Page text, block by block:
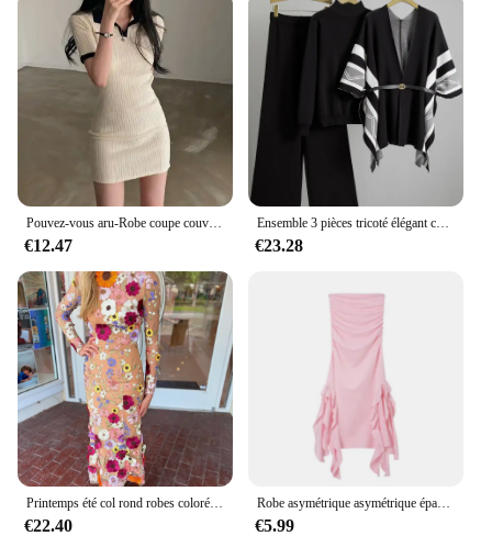
Pouvez-vous aru-Robe coupe couvertes à manches courtes pour femmes, Corée du sud, Chic, Été, Vent, Réduit l'âge, Abonnés, Document, Polo, Col, Sac, Hi...
€12.47
Ensemble 3 pièces tricoté élégant coréen pour femmes, pull + Design chic, haut châle, taille haute, pantalon à jambes larges, nouvelle collection
€23.28
Printemps été col rond robes colorées 3D fleur broderie maille coupe ajustée Wrap hanche queue de poisson longue dame robe dentelle femme jupe
€22.40
Robe asymétrique asymétrique épaule dénudée pour femmes, tendance européenne et américaine, soutien-gorge enveloppant les hanches, coupe cintrée, irrégulière, nouvelle collection printemps/été 2024
€5.99